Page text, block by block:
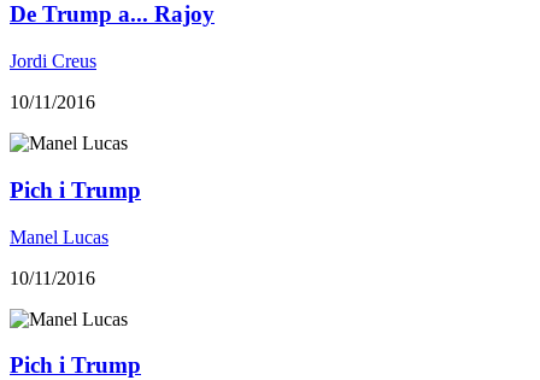
De Trump a... Rajoy
Jordi Creus
10/11/2016
Pich i Trump
Manel Lucas
10/11/2016
Pich i Trump